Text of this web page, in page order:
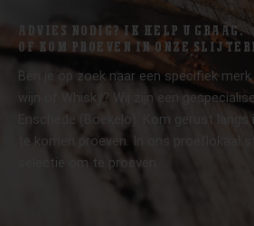
ADVIES NODIG? IK HELP U GRAAG.
OF KOM PROEVEN IN ONZE
Ben je op zoek naar een specifiek
wijn of Whisky? Wij zijn een
Enschede (Boekelo). Kom gerust
te komen proeven. In ons proeflokaal
selectie om te proeven.